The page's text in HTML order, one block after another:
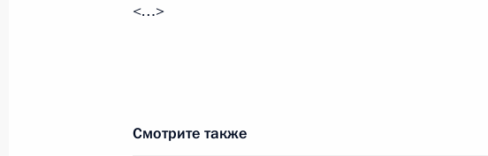
6 мая 2025 года, 13:20
<…>
Смотрите также